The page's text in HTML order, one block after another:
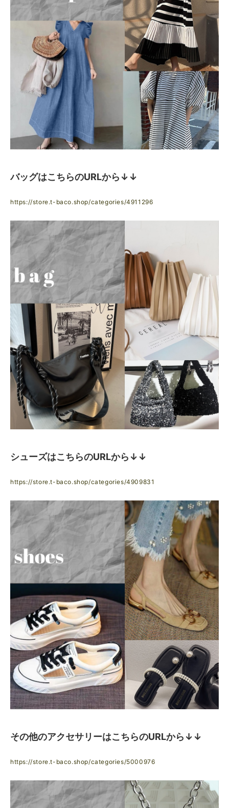
バッグはこちらのURLから↓↓
https://store.t-baco.shop/categories/4911296
シューズはこちらのURLから↓↓
https://store.t-baco.shop/categories/4909831
その他のアクセサリーはこちらのURLから↓↓
https://store.t-baco.shop/categories/5000976